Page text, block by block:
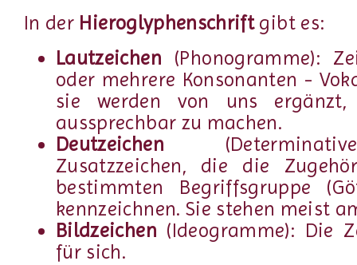
In der Hieroglyphenschriftgibt es:
Lautzeichen (Phonogramme):
oder mehrere Konsonanten -
sie werden von uns
aussprechbar zu machen.
Deutzeichen
Zusatzzeichen, die die
bestimmten Begriffsgruppe
kennzeichnen. Sie stehen meist
Bildzeichen (Ideogramme): Die
für sich.